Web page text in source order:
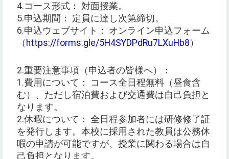
4.コース形式： 対面授業。
5.申込期間： 定員に達し次第締切。
6.申込ウェブサイト： オンライン申込フォーム
（ https://forms.gle/5H4SYDPdRu7LXuHb8 ）
2.重要注意事項（申込者の皆様へ）：
1.費用について： コース全日程無料（昼食含
む）、ただし宿泊費および交通費は自己負担と
なります。
2.休暇について： 全日程参加者には研修修了証
を発行します。本校に採用された教員は公務休
暇の申請が可能ですが、授業に関わる場合は自
己負担となります。